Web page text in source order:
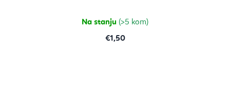
Na stanju (>5 kom)
€1,50